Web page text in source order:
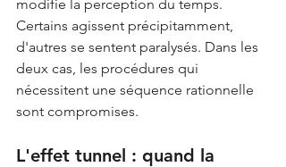
modifie la perception du temps.
Certains agissent précipitamment,
d'autres se sentent paralysés. Dans les
deux cas, les procédures qui
nécessitent une séquence rationnelle
sont compromises.
L'effet tunnel : quand la